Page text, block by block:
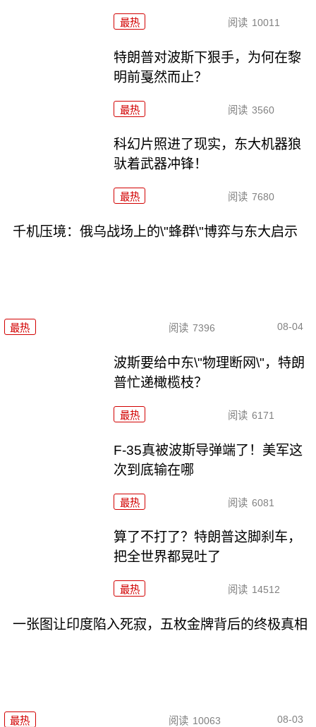
最热 阅读 10011
特朗普对波斯下狠手，为何在黎
明前戛然而止？
最热 阅读 3560
科幻片照进了现实，东大机器狼
驮着武器冲锋！
最热 阅读 7680
千机压境：俄乌战场上的\"蜂群\"博弈与东大启示
最热 阅读 7396 08-04
波斯要给中东\"物理断网\"，特朗
普忙递橄榄枝？
最热 阅读 6171
F-35真被波斯导弹端了！美军这
次到底输在哪
最热 阅读 6081
算了不打了？特朗普这脚刹车，
把全世界都晃吐了
最热 阅读 14512
一张图让印度陷入死寂，五枚金牌背后的终极真相
最热 阅读 10063 08-03